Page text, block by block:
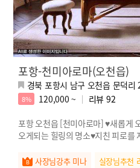
포항-천미아로마(오천읍)
경북 포항시 남구 오천읍 문덕리
8% 120,000 ~ 리뷰 92
포항 오천읍 [천미아로마] ♥새롭게
오게되는 힐링의 명소♥지친 피로를
사장님강추 미나 실장님추천